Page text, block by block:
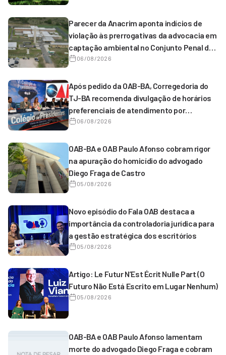
Parecer da Anacrim aponta indícios de
violação às prerrogativas da advocacia em
captação ambiental no Conjunto Penal de
Serrinha
06/08/2026
Após pedido da OAB-BA, Corregedoria do
TJ-BA recomenda divulgação de horários
preferenciais de atendimento por
magistrados de 1º grau
06/08/2026
OAB-BA e OAB Paulo Afonso cobram rigor
na apuração do homicídio do advogado
Diego Fraga de Castro
05/08/2026
Novo episódio do Fala OAB destaca a
importância da controladoria jurídica para
a gestão estratégica dos escritórios
05/08/2026
Artigo: Le Futur N’Est Écrit Nulle Part (O
Futuro Não Está Escrito em Lugar Nenhum)
05/08/2026
OAB-BA e OAB Paulo Afonso lamentam
morte do advogado Diego Fraga e cobram